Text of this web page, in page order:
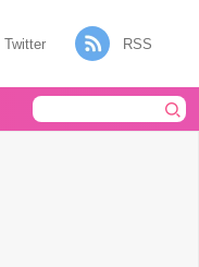
Twitter RSS